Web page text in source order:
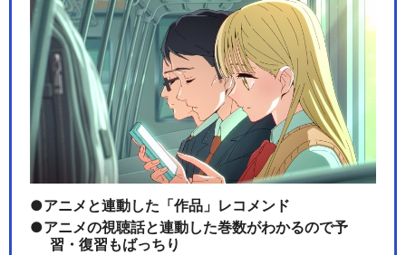
アニメと連動した「作品」レコメンド
アニメの視聴話と連動した巻数がわかるので予
習・復習もばっちり